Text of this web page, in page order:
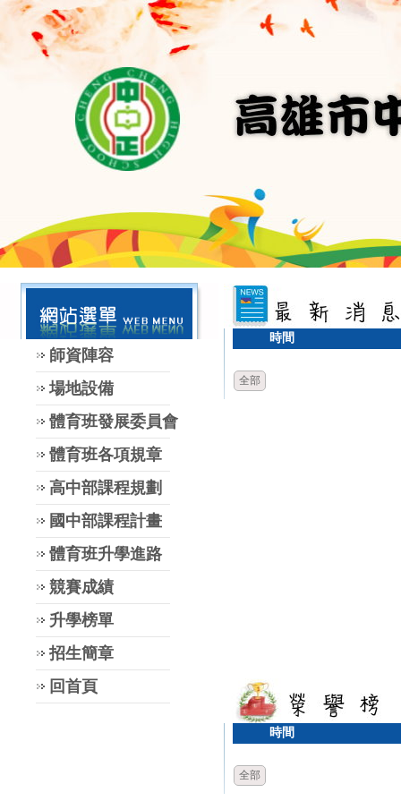
師資陣容
場地設備
體育班發展委員會
體育班各項規章
高中部課程規劃
國中部課程計畫
體育班升學進路
競賽成績
升學榜單
招生簡章
回首頁
時間
全部
時間
全部